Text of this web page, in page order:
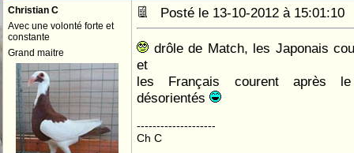
Christian C
Avec une volonté forte et
constante
Grand maitre
Posté le 13-10-2012 à
drôle de Match, les Japonais
et
les Français courent après le
désorientés
--------------------
Ch C